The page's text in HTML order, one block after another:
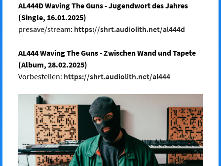
AL444D Waving The Guns - Jugendwort des Jahres
(Single, 16.01.2025)
presave/stream: https://shrt.audiolith.net/al444d
AL444 Waving The Guns - Zwischen Wand und Tapete
(Album, 28.02.2025)
Vorbestellen: https://shrt.audiolith.net/al444